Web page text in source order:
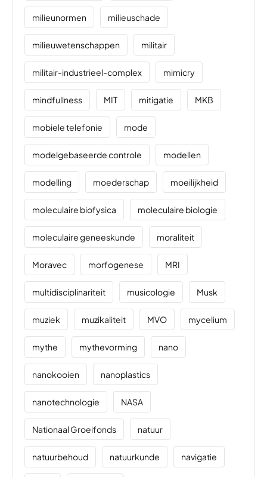
milieunormen milieuschade
milieuwetenschappen militair
militair-industrieel-complex mimicry
mindfullness MIT mitigatie MKB
mobiele telefonie mode
modelgebaseerde controle modellen
modelling moederschap moeilijkheid
moleculaire biofysica moleculaire biologie
moleculaire geneeskunde moraliteit
Moravec morfogenese MRI
multidisciplinariteit musicologie Musk
muziek muzikaliteit MVO mycelium
mythe mythevorming nano
nanokooien nanoplastics
nanotechnologie NASA
Nationaal Groeifonds natuur
natuurbehoud natuurkunde navigatie